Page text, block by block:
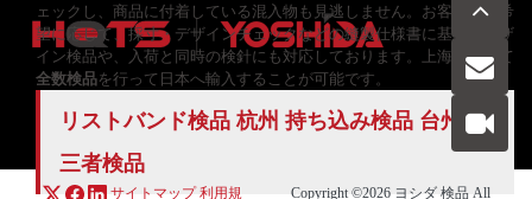
ェックし、商品に付着している混入物も見逃しません。お客様のご希
望に応じて、採寸・デザインチェックなどの縫製仕様書に基づくデザ
イン検品や、入荷と同時の検針にも対応しております。上海工場にて
全数検品を行って日本へ輸入することが可能です。
リストバンド検品 杭州 持ち込み検品 台州第
三者検品
050-5840-2657
お問い合わせ
サイトマップ 利用規 Copyright ©2026 ヨシダ 検品 All